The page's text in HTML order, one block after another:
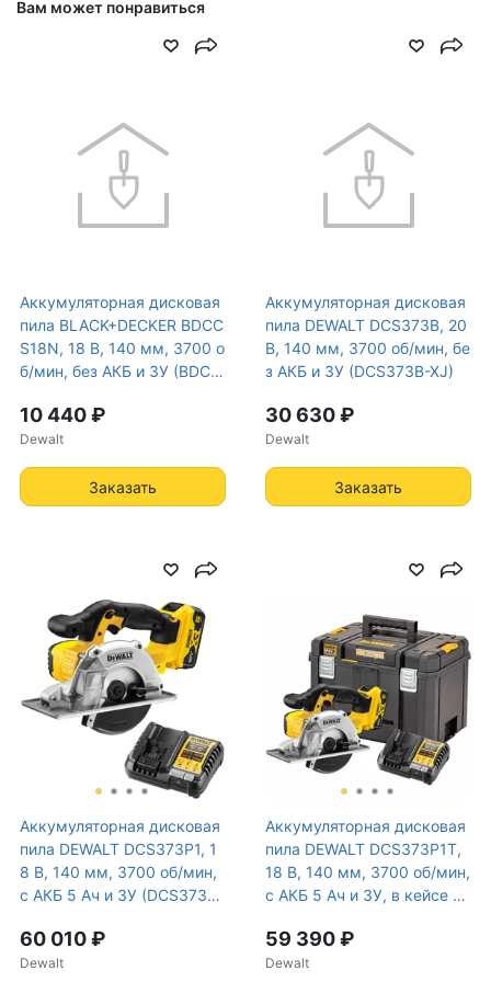
Вес товара нетто, кг
отверстия, мм
Особенности
Блокировка шпинделя,
Возможность работы с
направляющей шиной
аккумулятора
Max число оборотов, об/
5800
Зарядное устройство в
комплекте
нет, приобретается
отдельно
Max угол наклона, град.
Уровень шума, дБ (А)
Уровень звуковой
мощности, дБ (А)
Уровень вибрации, м/с²
Вам может понравиться
Аккумуляторная дисковая
пила BLACK+DECKER BDCC
S18N, 18 В, 140 мм, 3700 о
б/мин, без АКБ и ЗУ (BDCC
10 440 ₽
Dewalt
Заказать
Аккумуляторная дисковая
пила DEWALT DCS373B, 20
В, 140 мм, 3700 об/мин, бе
з АКБ и ЗУ (DCS373B-XJ)
30 630 ₽
Dewalt
Заказать
Аккумуляторная дисковая
пила DEWALT DCS373P1, 1
8 В, 140 мм, 3700 об/мин,
с АКБ 5 Ач и ЗУ (DCS373P1
60 010 ₽
Dewalt
Аккумуляторная дисковая
пила DEWALT DCS373P1T,
18 В, 140 мм, 3700 об/мин,
с АКБ 5 Ач и ЗУ, в кейсе T
59 390 ₽
Dewalt